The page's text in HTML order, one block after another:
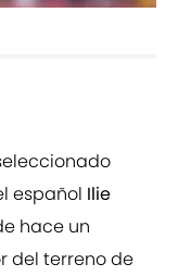
español Ilie
hace un
del terreno de